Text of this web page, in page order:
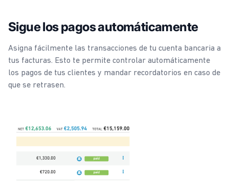
Sigue los pagos automáticamente
Asigna fácilmente las transacciones de tu cuenta bancaria a
tus facturas. Esto te permite controlar automáticamente
los pagos de tus clientes y mandar recordatorios en caso de
que se retrasen.